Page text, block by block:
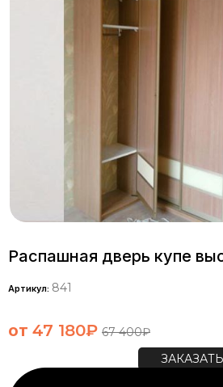
Распашная дверь купе
Артикул: 841
от 47 180₽ 67 400₽
ЗАКАЗАТЬ